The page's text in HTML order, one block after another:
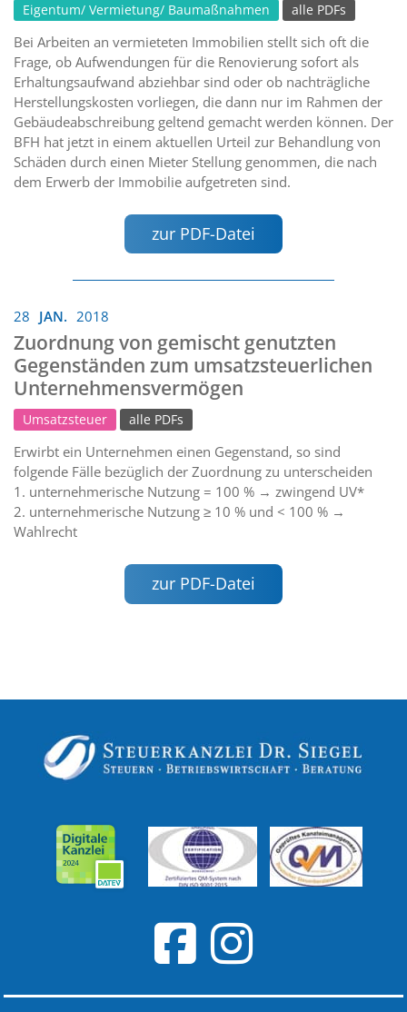
Eigentum/ Vermietung/ Baumaßnahmen alle PDFs
Bei Arbeiten an vermieteten Immobilien stellt sich oft die
Frage, ob Aufwendungen für die Renovierung sofort als
Erhaltungsaufwand abziehbar sind oder ob nachträgliche
Herstellungskosten vorliegen, die dann nur im Rahmen der
Gebäudeabschreibung geltend gemacht werden können. Der
BFH hat jetzt in einem aktuellen Urteil zur Behandlung von
Schäden durch einen Mieter Stellung genommen, die nach
dem Erwerb der Immobilie aufgetreten sind.
zur PDF-Datei
28 JAN. 2018
Zuordnung von gemischt genutzten
Gegenständen zum umsatzsteuerlichen
Unternehmensvermögen
Umsatzsteuer alle PDFs
Erwirbt ein Unternehmen einen Gegenstand, so sind
folgende Fälle bezüglich der Zuordnung zu unterscheiden
1. unternehmerische Nutzung = 100 % → zwingend UV*
2. unternehmerische Nutzung ≥ 10 % und < 100 % →
Wahlrecht
zur PDF-Datei